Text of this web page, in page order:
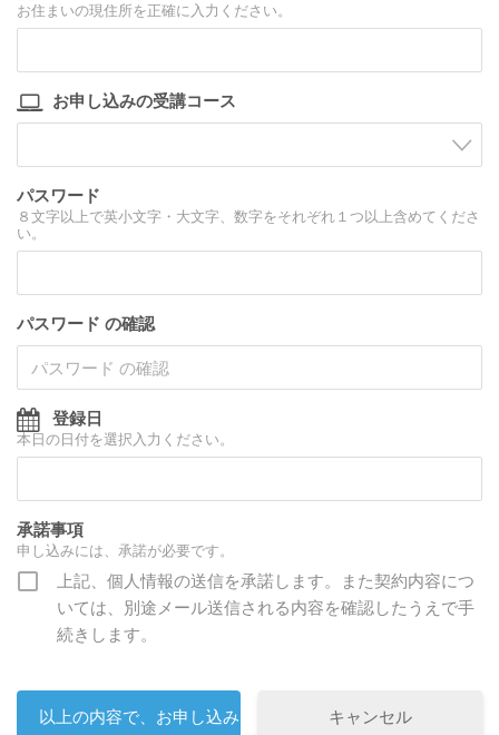
お住まいの現住所を正確に入力ください。
お申し込みの受講コース
パスワード
８文字以上で英小文字・大文字、数字をそれぞれ１つ以上含めてくださ
い。
パスワード の確認
登録日
本日の日付を選択入力ください。
承諾事項
申し込みには、承諾が必要です。
上記、個人情報の送信を承諾します。また契約内容につ
いては、別途メール送信される内容を確認したうえで手
続きします。
キャンセル